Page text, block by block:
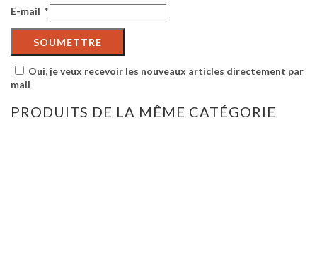
E-mail *
Oui, je veux recevoir les nouveaux articles directement par
mail
PRODUITS DE LA MÊME CATÉGORIE